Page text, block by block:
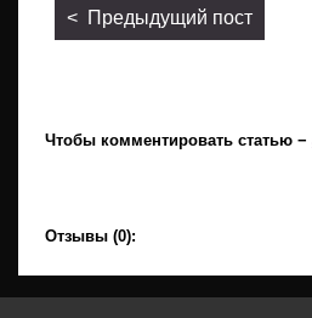
< Предыдущий пост
Чтобы комментировать статью −
Отзывы (0):